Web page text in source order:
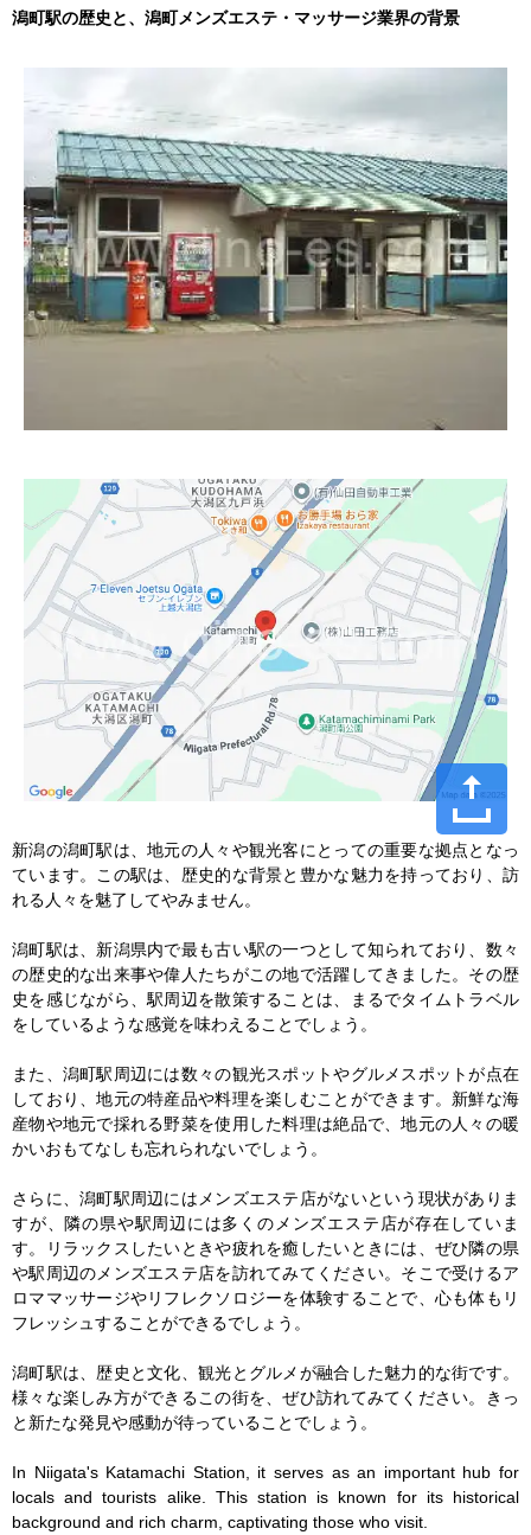
潟町駅の歴史と、潟町メンズエステ・マッサージ業界の背景
新潟の潟町駅は、地元の人々や観光客にとっての重要な拠点となっ
ています。この駅は、歴史的な背景と豊かな魅力を持っており、訪
れる人々を魅了してやみません。
潟町駅は、新潟県内で最も古い駅の一つとして知られており、数々
の歴史的な出来事や偉人たちがこの地で活躍してきました。その歴
史を感じながら、駅周辺を散策することは、まるでタイムトラベル
をしているような感覚を味わえることでしょう。
また、潟町駅周辺には数々の観光スポットやグルメスポットが点在
しており、地元の特産品や料理を楽しむことができます。新鮮な海
産物や地元で採れる野菜を使用した料理は絶品で、地元の人々の暖
かいおもてなしも忘れられないでしょう。
さらに、潟町駅周辺にはメンズエステ店がないという現状がありま
すが、隣の県や駅周辺には多くのメンズエステ店が存在していま
す。リラックスしたいときや疲れを癒したいときには、ぜひ隣の県
や駅周辺のメンズエステ店を訪れてみてください。そこで受けるア
ロママッサージやリフレクソロジーを体験することで、心も体もリ
フレッシュすることができるでしょう。
潟町駅は、歴史と文化、観光とグルメが融合した魅力的な街です。
様々な楽しみ方ができるこの街を、ぜひ訪れてみてください。きっ
と新たな発見や感動が待っていることでしょう。
In Niigata's Katamachi Station, it serves as an important hub for
locals and tourists alike. This station is known for its historical
background and rich charm, captivating those who visit.